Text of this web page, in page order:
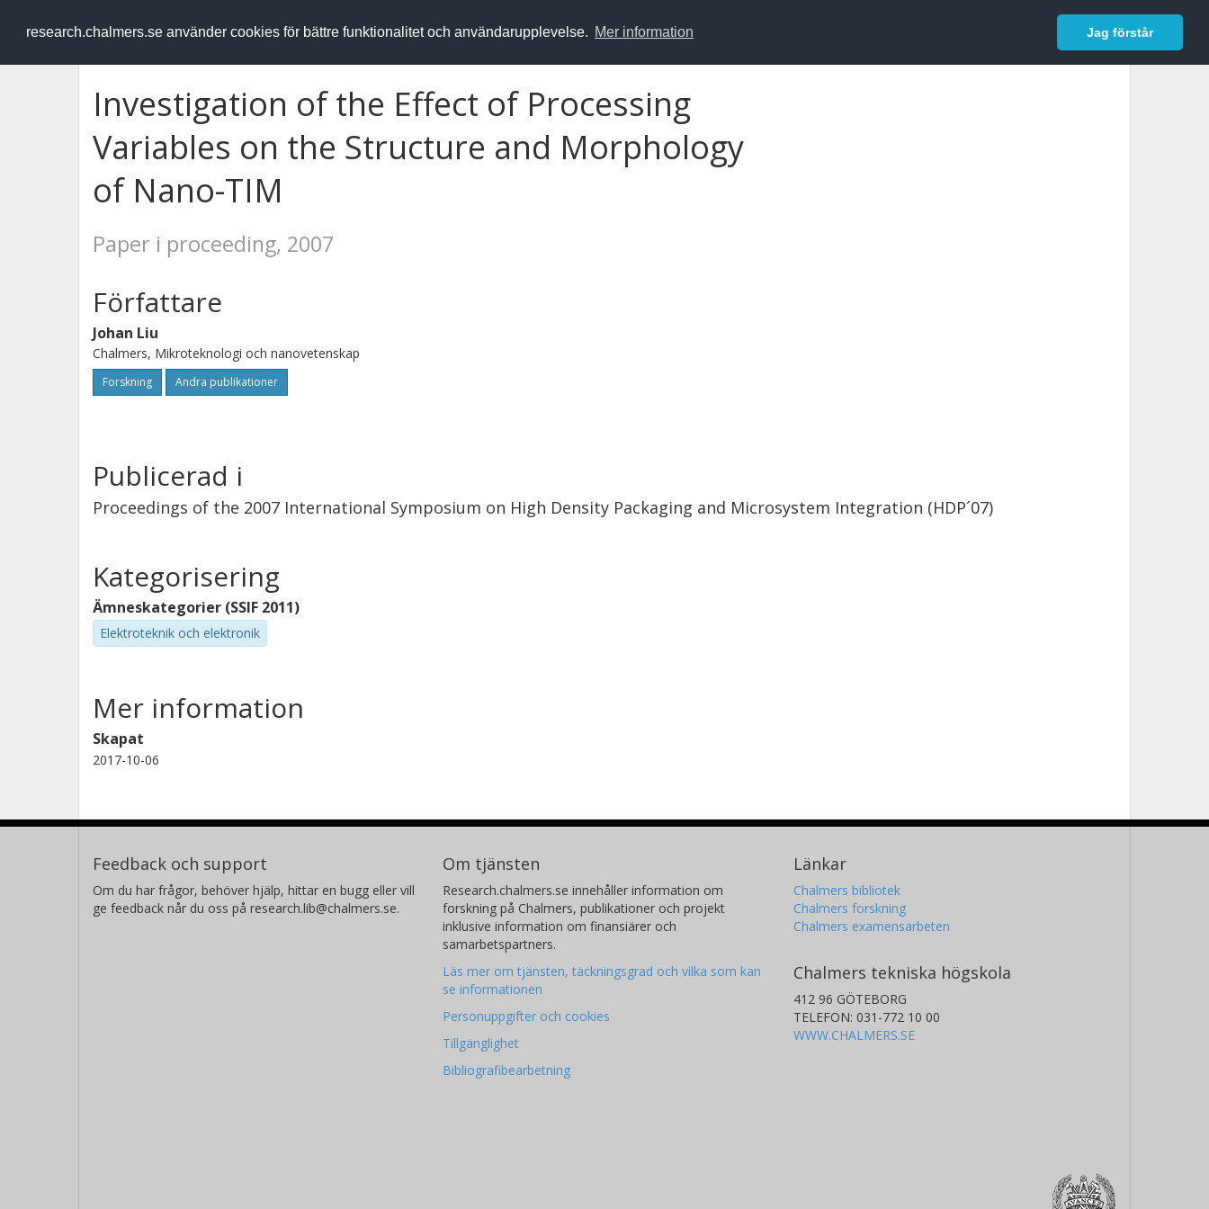
research.chalmers.se använder cookies för bättre funktionalitet och användarupplevelse. Mer information Jag förstår
RESEARCH.chalmers.se Logga in
Investigation of the Effect of Processing
Variables on the Structure and Morphology
of Nano-TIM
Paper i proceeding, 2007
Författare
Johan Liu
Chalmers, Mikroteknologi och nanovetenskap
Forskning Andra publikationer
Publicerad i
Proceedings of the 2007 International Symposium on High Density Packaging and Microsystem Integration (HDP´07)
Kategorisering
Ämneskategorier (SSIF 2011)
Elektroteknik och elektronik
Mer information
Skapat
2017-10-06
Feedback och support
Om du har frågor, behöver hjälp, hittar en bugg eller vill
ge feedback når du oss på research.lib@chalmers.se.
Om tjänsten
Research.chalmers.se innehåller information om
forskning på Chalmers, publikationer och projekt
inklusive information om finansiärer och
samarbetspartners.
Läs mer om tjänsten, täckningsgrad och vilka som kan
se informationen
Personuppgifter och cookies
Tillgänglighet
Bibliografibearbetning
Länkar
Chalmers bibliotek
Chalmers forskning
Chalmers examensarbeten
Chalmers tekniska högskola
412 96 GÖTEBORG
TELEFON: 031-772 10 00
WWW.CHALMERS.SE